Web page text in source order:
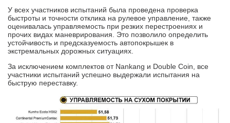
У всех участников испытаний была проведена проверка
быстроты и точности отклика на рулевое управление, также
оценивалась управляемость при резких перестроениях и
прочих видах маневрирования. Это позволило определить
устойчивость и предсказуемость автопокрышек в
экстремальных дорожных ситуациях.
За исключением комплектов от Nankang и Double Coin, все
участники испытаний успешно выдержали испытания на
быструю переставку.